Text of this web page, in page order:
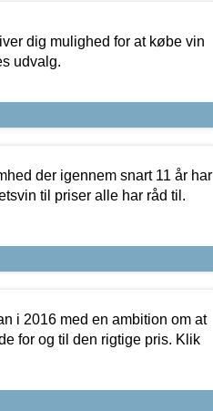
dig mulighed for at købe vin
udvalg.
der igennem snart 11 år har
til priser alle har råd til.
i 2016 med en ambition om at
for og til den rigtige pris. Klik